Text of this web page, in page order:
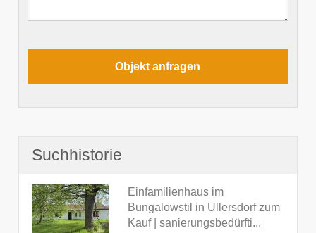
Suchhistorie
Einfamilienhaus im
Bungalowstil in Ullersdorf zum
Kauf | sanierungsbedürfti...